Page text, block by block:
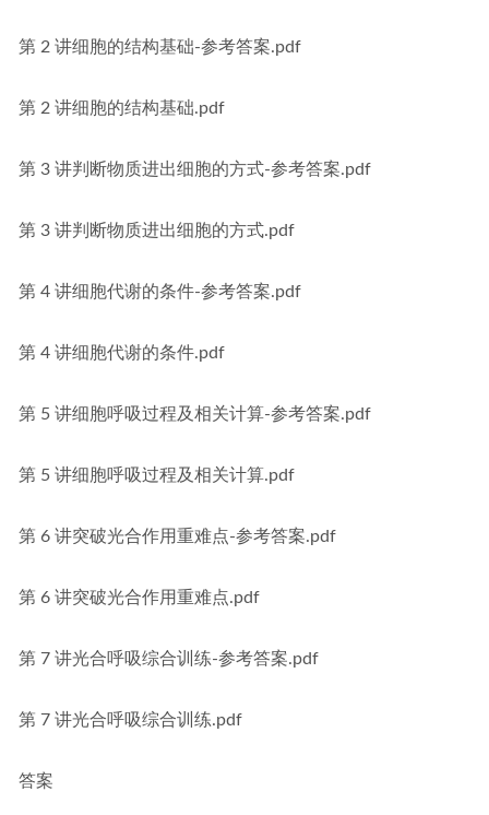
第 2 讲细胞的结构基础-参考答案.pdf
第 2 讲细胞的结构基础.pdf
第 3 讲判断物质进出细胞的方式-参考答案.pdf
第 3 讲判断物质进出细胞的方式.pdf
第 4 讲细胞代谢的条件-参考答案.pdf
第 4 讲细胞代谢的条件.pdf
第 5 讲细胞呼吸过程及相关计算-参考答案.pdf
第 5 讲细胞呼吸过程及相关计算.pdf
第 6 讲突破光合作用重难点-参考答案.pdf
第 6 讲突破光合作用重难点.pdf
第 7 讲光合呼吸综合训练-参考答案.pdf
第 7 讲光合呼吸综合训练.pdf
答案